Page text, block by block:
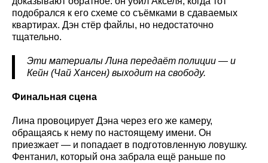
подобрался к его схеме со съёмками в сдаваемых
квартирах. Дэн стёр файлы, но недостаточно
тщательно.
Эти материалы Лина передаёт полиции — и
Кейн (Чай Хансен) выходит на свободу.
Финальная сцена
Лина провоцирует Дэна через его же камеру,
обращаясь к нему по настоящему имени. Он
приезжает — и попадает в подготовленную ловушку.
Фентанил, который она забрала ещё раньше по